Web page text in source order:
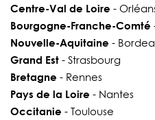
Centre-Val de Loire -
Bourgogne-Franche-Comté
Nouvelle-Aquitaine -
Grand Est- Strasbourg
Bretagne - Rennes
Pays de la Loire - Nantes
Occitanie - Toulouse